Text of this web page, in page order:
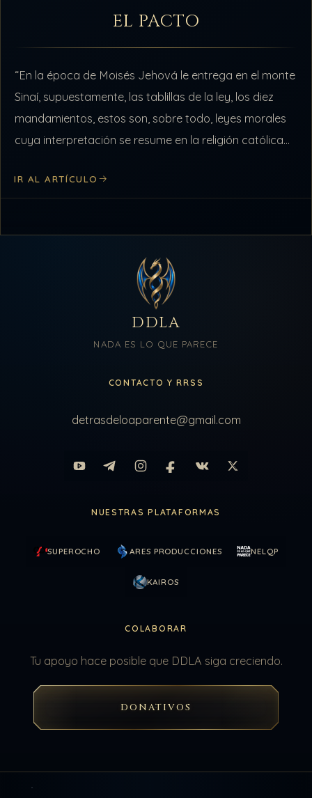
EL PACTO
“En la época de Moisés Jehová le entrega en el monte
Sinaí, supuestamente, las tablillas de la ley, los diez
mandamientos, estos son, sobre todo, leyes morales
cuya interpretación se resume en la religión católica
IR AL ARTÍCULO
DDLA
NADA ES LO QUE PARECE
CONTACTO Y RRSS
detrasdeloaparente@gmail.com
NUESTRAS PLATAFORMAS
SUPEROCHO ARES PRODUCCIONES NELQP
KAIROS
COLABORAR
Tu apoyo hace posible que DDLA siga creciendo.
DONATIVOS